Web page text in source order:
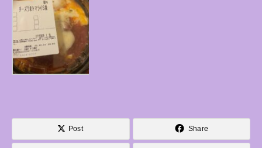
Post Share